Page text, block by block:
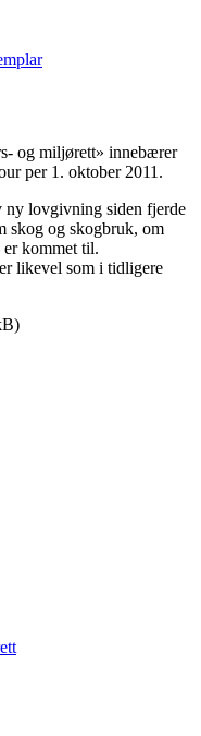
og miljørett» innebærer
per 1. oktober 2011.
ny lovgivning siden fjerde
skog og skogbruk, om
kommet til.
likevel som i tidligere